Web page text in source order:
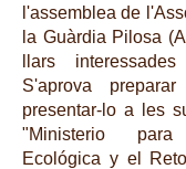
l'assemblea de
la Guàrdia Pilosa
llars
S'aprova
presentar-lo a les
"Ministerio
Ecológica y el